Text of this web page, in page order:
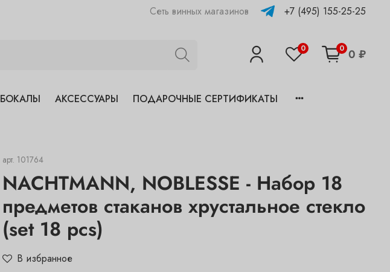
Сеть винных магазинов +7 (495) 155-25-25
0 0 0 ₽
БОКАЛЫ АКСЕССУАРЫ ПОДАРОЧНЫЕ СЕРТИФИКАТЫ
арт. 101764
NACHTMANN, NOBLESSE - Набор 18
предметов стаканов хрустальное стекло
(set 18 pcs)
В избранное